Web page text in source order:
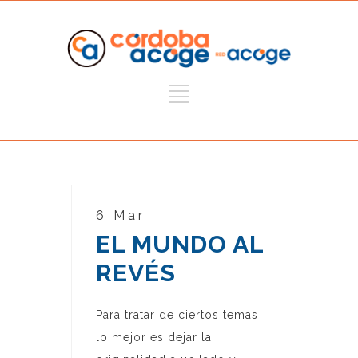
6 Mar
EL MUNDO AL
REVÉS
Para tratar de ciertos temas
lo mejor es dejar la